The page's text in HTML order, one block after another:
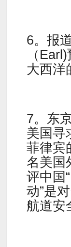
6。报
（
大西洋
7。东
美国寻
菲律宾
名美国
评中国
动”是
航道安